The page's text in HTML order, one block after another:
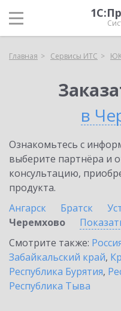
Главная Сервисы ИТС
в
Ознакомьтесь с
выберите партнёра и
консультацию,
продукта.
Ангарск
Братск
Черемхово
Смотрите также:
Забайкальский край,
Республика Бурятия,
Республика Тыва